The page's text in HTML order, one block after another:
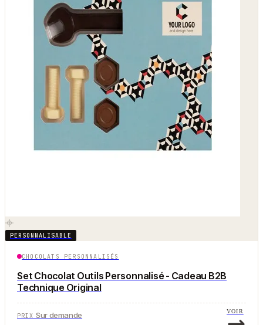
PERSONNALISABLE
CHOCOLATS PERSONNALISÉS
Set Chocolat Outils Personnalisé - Cadeau B2B
Technique Original
PRIX Sur demande VOIR